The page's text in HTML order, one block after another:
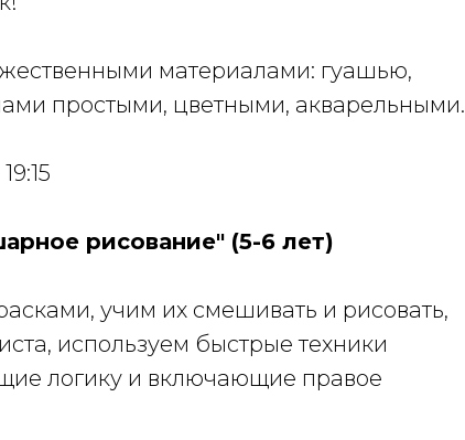
материалами: гуашью,
простыми, цветными, акварельными.
рисование" (5-6 лет)
учим их смешивать и рисовать,
используем быстрые техники
логику и включающие правое